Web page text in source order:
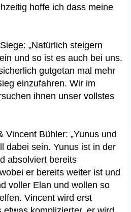
hoffe ich dass meine
„Natürlich steigern
und so ist es auch bei uns.
gutgetan mal mehr
einzufahren. Wir im
ihnen unser vollstes
Bühler: „Yunus und
dabei sein. Yunus ist in der
absolviert bereits
er bereits weiter ist und
voller Elan und wollen so
Vincent wird erst